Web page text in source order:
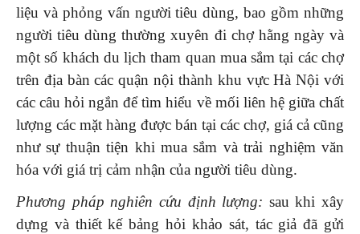
liệu và phỏng vấn người tiêu dùng, bao gồm những
người tiêu dùng thường xuyên đi chợ hằng ngày và
một số khách du lịch tham quan mua sắm tại các chợ
trên địa bàn các quận nội thành khu vực Hà Nội với
các câu hỏi ngắn để tìm hiểu về mối liên hệ giữa chất
lượng các mặt hàng được bán tại các chợ, giá cả cũng
như sự thuận tiện khi mua sắm và trải nghiệm văn
hóa với giá trị cảm nhận của người tiêu dùng.
Phương pháp nghiên cứu định lượng: sau khi xây
dựng và thiết kế bảng hỏi khảo sát, tác giả đã gửi